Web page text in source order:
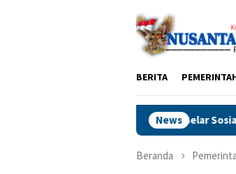
BERITA
News
Peta Jalan Pembangunan
Beranda